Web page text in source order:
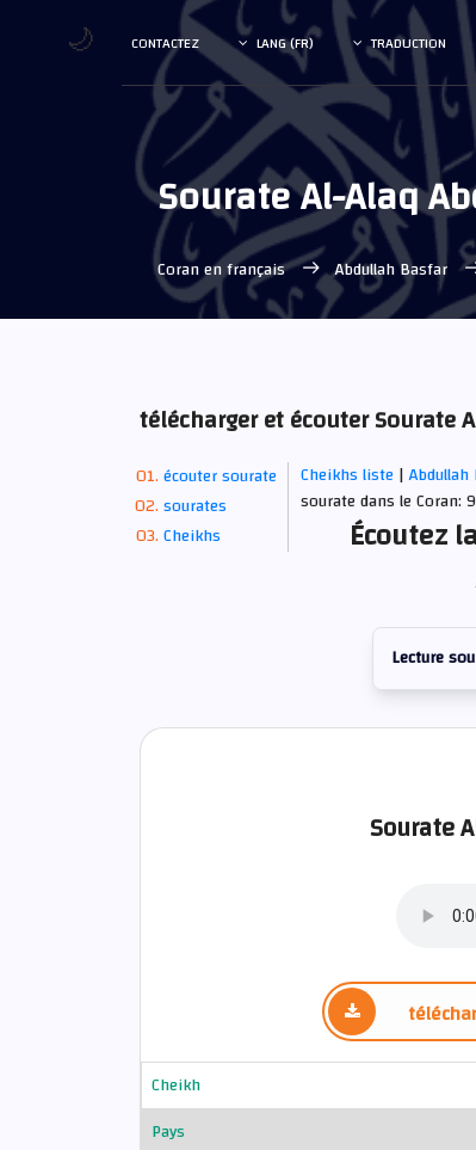
TRADUCTION
LANG (FR)
CONTACTEZ
Sourate Al-Alaq
Coran en français Abdullah Basfar
télécharger et écouter Sourate
écouter sourate
sourates
Cheikhs
Cheikhs liste |
sourate dans le Coran:
Écoutez
Lecture
Sourate
Cheikh
Pays
🌙